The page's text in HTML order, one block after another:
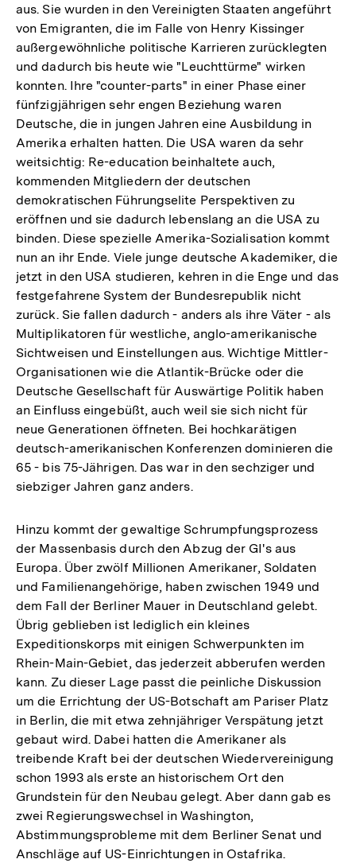
aus. Sie wurden in den Vereinigten Staaten angeführt
von Emigranten, die im Falle von Henry Kissinger
außergewöhnliche politische Karrieren zurücklegten
und dadurch bis heute wie "Leuchttürme" wirken
konnten. Ihre "counter-parts" in einer Phase einer
fünfzigjährigen sehr engen Beziehung waren
Deutsche, die in jungen Jahren eine Ausbildung in
Amerika erhalten hatten. Die USA waren da sehr
weitsichtig: Re-education beinhaltete auch,
kommenden Mitgliedern der deutschen
demokratischen Führungselite Perspektiven zu
eröffnen und sie dadurch lebenslang an die USA zu
binden. Diese spezielle Amerika-Sozialisation kommt
nun an ihr Ende. Viele junge deutsche Akademiker, die
jetzt in den USA studieren, kehren in die Enge und das
festgefahrene System der Bundesrepublik nicht
zurück. Sie fallen dadurch - anders als ihre Väter - als
Multiplikatoren für westliche, anglo-amerikanische
Sichtweisen und Einstellungen aus. Wichtige Mittler-
Organisationen wie die Atlantik-Brücke oder die
Deutsche Gesellschaft für Auswärtige Politik haben
an Einfluss eingebüßt, auch weil sie sich nicht für
neue Generationen öffneten. Bei hochkarätigen
deutsch-amerikanischen Konferenzen dominieren die
65 - bis 75-Jährigen. Das war in den sechziger und
siebziger Jahren ganz anders.
Hinzu kommt der gewaltige Schrumpfungsprozess
der Massenbasis durch den Abzug der GI's aus
Europa. Über zwölf Millionen Amerikaner, Soldaten
und Familienangehörige, haben zwischen 1949 und
dem Fall der Berliner Mauer in Deutschland gelebt.
Übrig geblieben ist lediglich ein kleines
Expeditionskorps mit einigen Schwerpunkten im
Rhein-Main-Gebiet, das jederzeit abberufen werden
kann. Zu dieser Lage passt die peinliche Diskussion
um die Errichtung der US-Botschaft am Pariser Platz
in Berlin, die mit etwa zehnjähriger Verspätung jetzt
gebaut wird. Dabei hatten die Amerikaner als
treibende Kraft bei der deutschen Wiedervereinigung
schon 1993 als erste an historischem Ort den
Grundstein für den Neubau gelegt. Aber dann gab es
zwei Regierungswechsel in Washington,
Abstimmungsprobleme mit dem Berliner Senat und
Anschläge auf US-Einrichtungen in Ostafrika.